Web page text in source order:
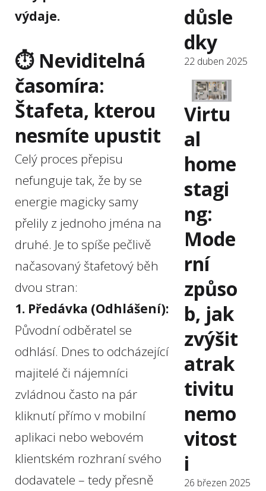
výdaje.
⏱️ Neviditelná
časomíra:
Štafeta, kterou
nesmíte upustit
Celý proces přepisu
nefunguje tak, že by se
energie magicky samy
přelily z jednoho jména na
druhé. Je to spíše pečlivě
načasovaný štafetový běh
dvou stran:
1. Předávka (Odhlášení):
Původní odběratel se
odhlásí. Dnes to odcházející
majitelé či nájemníci
zvládnou často na pár
kliknutí přímo v mobilní
aplikaci nebo webovém
klientském rozhraní svého
dodavatele – tedy přesně
důsle
dky
22 duben 2025
Virtu
al
home
stagi
ng:
Mode
rní
způso
b, jak
zvýšit
atrak
tivitu
nemo
vitost
i
26 březen 2025